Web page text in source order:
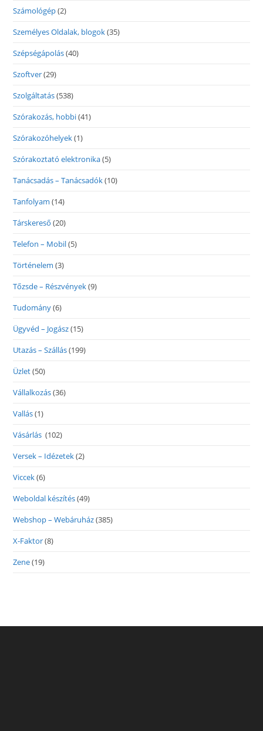
Számológép(2)
Személyes Oldalak, blogok(35)
Szépségápolás(40)
Szoftver(29)
Szolgáltatás(538)
Szórakozás, hobbi(41)
Szórakozóhelyek(1)
Szórakoztató elektronika(5)
Tanácsadás – Tanácsadók(10)
Tanfolyam (14)
Társkereső (20)
Telefon – Mobil(5)
Történelem (3)
Tőzsde – Részvények(9)
Tudomány(6)
Ügyvéd – Jogász(15)
Utazás – Szállás(199)
Üzlet(50)
Vállalkozás(36)
Vallás(1)
Vásárlás (102)
Versek – Idézetek(2)
Viccek(6)
Weboldal készítés(49)
Webshop – Webáruház(385)
X-Faktor(8)
Zene(19)